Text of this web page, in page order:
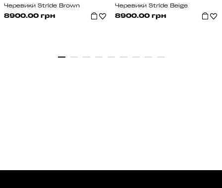
Черевики Stride Brown
8900.00 грн
Черевики Stride Beige
8900.00 грн